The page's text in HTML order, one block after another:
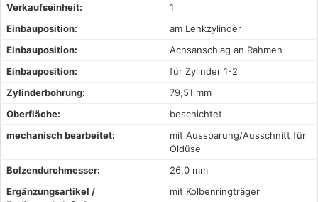
Verkaufseinheit:
1
Einbauposition:
am Lenkzylinder
Einbauposition:
Achsanschlag an Rahmen
Einbauposition:
für Zylinder 1-2
Zylinderbohrung:
79,51 mm
Oberfläche:
beschichtet
mechanisch bearbeitet:
mit Aussparung/Ausschnitt für
Öldüse
Bolzendurchmesser:
26,0 mm
Ergänzungsartikel /
mit Kolbenringträger